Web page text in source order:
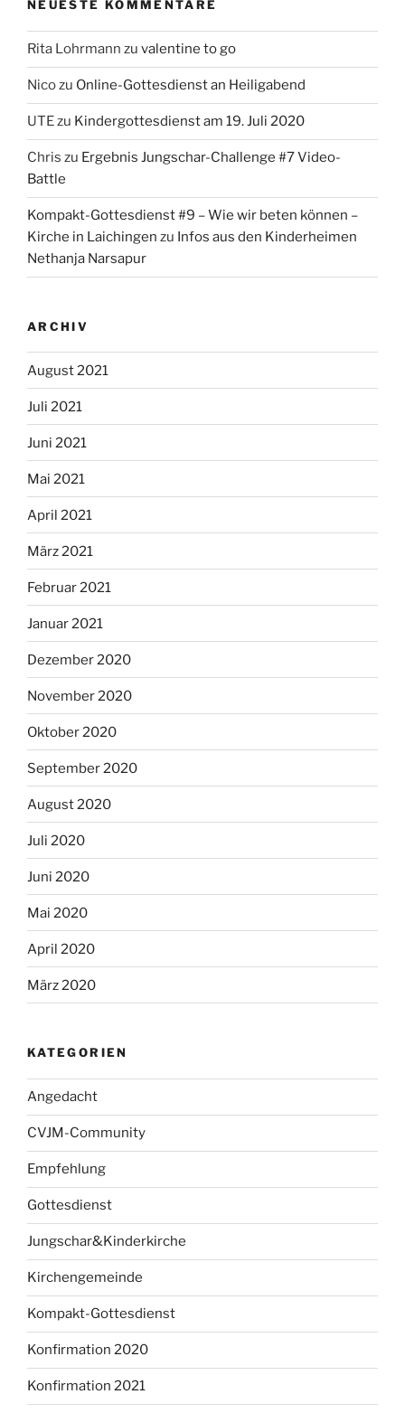
NEUESTE KOMMENTARE
Rita Lohrmann zu valentine to go
Nicozu Online-Gottesdienst an Heiligabend
UTEzu Kindergottesdienst am 19. Juli 2020
Chris zu Ergebnis Jungschar-Challenge #7 Video-
Battle
Kompakt-Gottesdienst #9 – Wie wir beten können –
Kirche in Laichingen zu Infos aus den Kinderheimen
Nethanja Narsapur
ARCHIV
August 2021
Juli 2021
Juni 2021
Mai 2021
April 2021
März 2021
Februar 2021
Januar 2021
Dezember 2020
November 2020
Oktober 2020
September 2020
August 2020
Juli 2020
Juni 2020
Mai 2020
April 2020
März 2020
KATEGORIEN
Angedacht
CVJM-Community
Empfehlung
Gottesdienst
Jungschar&Kinderkirche
Kirchengemeinde
Kompakt-Gottesdienst
Konfirmation 2020
Konfirmation 2021